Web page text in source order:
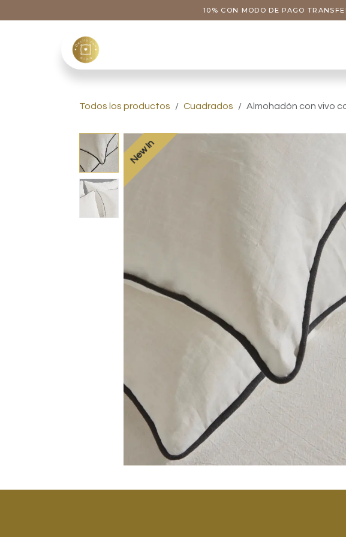
10% CON MODO DE PAGO
Todos los productos Cuadrados Almohadón con vivo
New In